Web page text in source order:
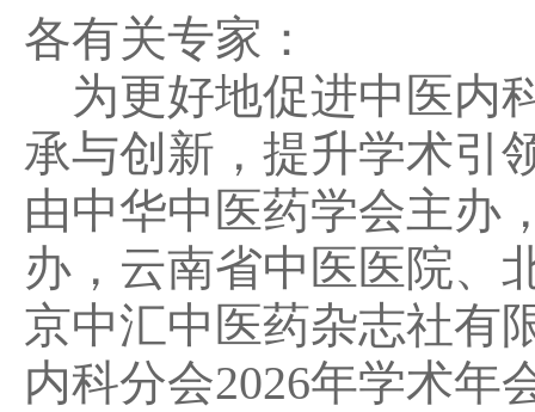
各有关专家：
为更好地促进中医内
承与创新，提升学术引
由中华中医药学会主办
办，云南省中医医院、
京中汇中医药杂志社有
内科分会2026年学术年